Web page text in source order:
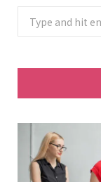
Search
for: